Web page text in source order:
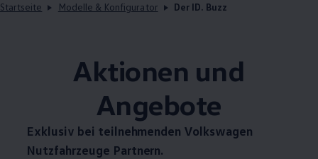
Startseite Modelle & Konfigurator Der ID. Buzz
Aktionen und
Angebote
Exklusiv bei teilnehmenden Volkswagen
Nutzfahrzeuge Partnern.